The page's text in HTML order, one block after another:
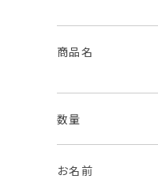
商品名
数量
お名前